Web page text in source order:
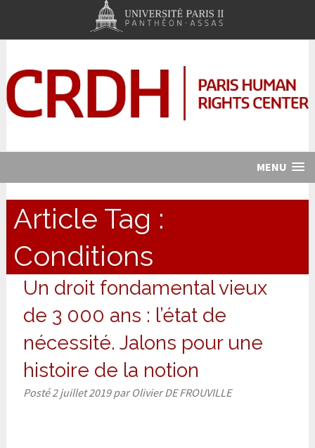
MENU
Article Tag :
Conditions
Un droit fondamental vieux
de 3 000 ans : l’état de
nécessité. Jalons pour une
histoire de la notion
Posté2 juillet 2019 par Olivier DE FROUVILLE